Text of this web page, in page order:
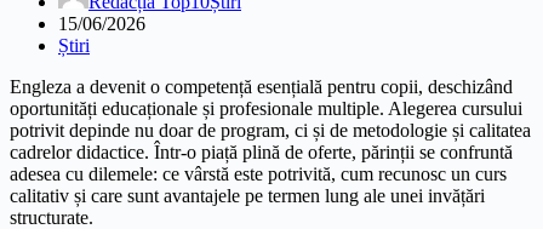
15/06/2026
Știri
Engleza a devenit o competență esențială pentru copii, deschizând
oportunități educaționale și profesionale multiple. Alegerea cursului
potrivit depinde nu doar de program, ci și de metodologie și calitatea
cadrelor didactice. Într-o piață plină de oferte, părinții se confruntă
adesea cu dilemele: ce vârstă este potrivită, cum recunosc un curs
calitativ și care sunt avantajele pe termen lung ale unei invățări
structurate.